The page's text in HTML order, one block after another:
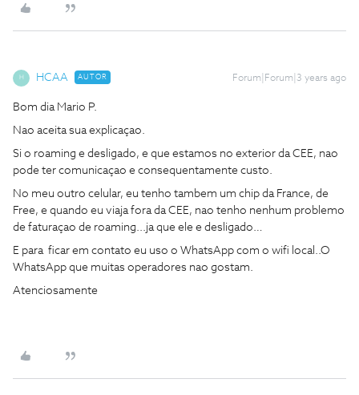
HCAA AUTOR Forum|Forum|3 years ago
Bom dia Mario P.
Nao aceita sua explicaçao.
Si o roaming e desligado, e que estamos no exterior da CEE, nao
pode ter comunicaçao e consequentamente custo.
No meu outro celular, eu tenho tambem um chip da France, de
Free, e quando eu viaja fora da CEE, nao tenho nenhum problemo
de faturaçao de roaming...ja que ele e desligado…
E para ficar em contato eu uso o WhatsApp com o wifi local..O
WhatsApp que muitas operadores nao gostam.
Atenciosamente